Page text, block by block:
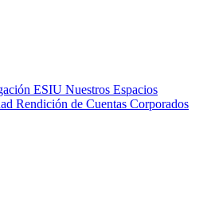
ESIU Nuestros Espacios
Rendición de Cuentas Corporados